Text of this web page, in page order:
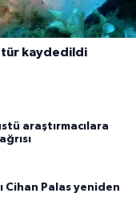
tür kaydedildi
araştırmacılara
Cihan Palas yeniden